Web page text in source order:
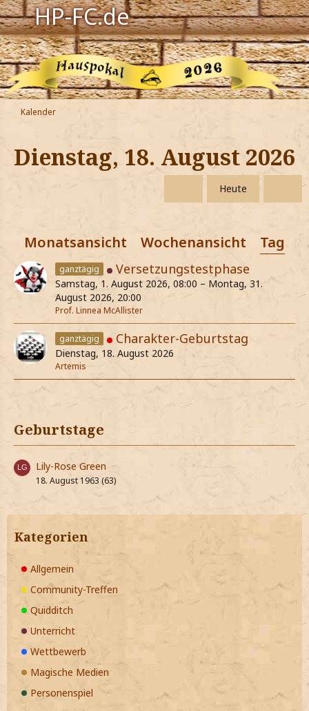
HP-FC.de
Navigation
Harry Potter
Der HP-FC
Hogwarts
Zauberwelt
Jetzt Fanclub-Mitglied werden!
Kalender
Dienstag, 18. August 2026
Heute
Monatsansicht Wochenansicht
ganztägig Versetzungstestphase
Samstag, 1. August 2026, 08:00 – Montag, 31.
August 2026, 20:00
Prof. Linnea McAllister
ganztägig Charakter-Geburtstag
Dienstag, 18. August 2026
Artemis
Geburtstage
Lily-Rose Green
18. August 1963 (63)
Kategorien
Allgemein
Community-Treffen
Quidditch
Unterricht
Wettbewerb
Magische Medien
Personenspiel